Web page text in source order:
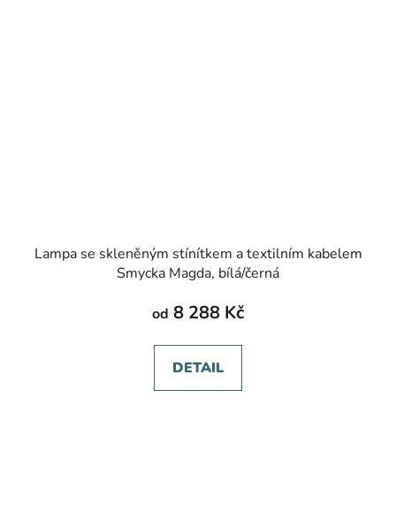
Lampa se skleněným stínítkem a textilním kabelem
Smycka Magda, bílá/černá
od 8 288 Kč
DETAIL